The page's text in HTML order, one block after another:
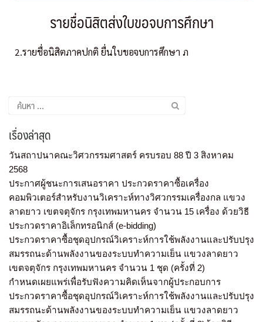
รายชื่อนิสิตส่งใบขอจบการศึกษา
2.รายชื่อนิสิตภาคปกติ ยื่นใบขอจบการศึกษา ภ
เรื่องล่าสุด
วันสถาปนาคณะวิศวกรรมศาสตร์ ครบรอบ 88 ปี 3 สิงหาคม
2568
ประกาศผู้ชนะการเสนอราคา ประกวดราคาซื้อเครื่อง
คอมพิวเตอร์สำหรับงานวิเคราะห์ทางวิศวกรรมเครื่องกล แขวง
ลาดยาว เขตจตุจักร กรุงเทพมหานคร จำนวน 15 เครื่อง ด้วยวิธี
ประกวดราคาอิเล็กทรอนิกส์ (e-bidding)
ประกวดราคาซื้อชุดอุปกรณ์วิเคราะห์การใช้พลังงานและปรับปรุง
สมรรถนะด้านพลังงานของระบบทำความเย็น แขวงลาดยาว
เขตจตุจักร กรุงเทพมหานคร จำนวน 1 ชุด (ครั้งที่ 2)
กำหนดเผยแพร่เพื่อรับฟังความคิดเห็นจากผู้ประกอบการ
ประกวดราคาซื้อชุดอุปกรณ์วิเคราะห์การใช้พลังงานและปรับปรุง
สมรรถนะด้านพลังงานของระบบทำความเย็น แขวงลาดยาว